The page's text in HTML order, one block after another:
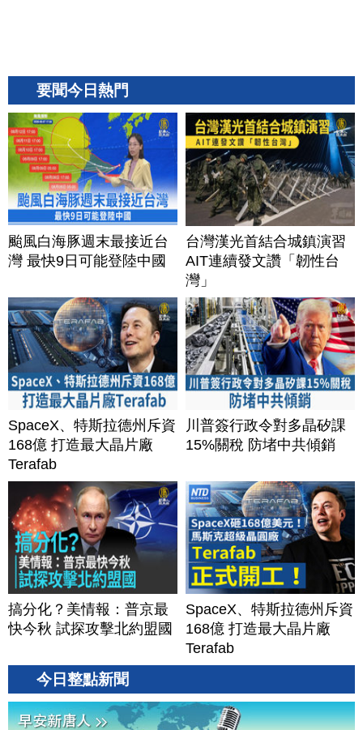
要聞今日熱門
颱風白海豚週末最接近台
灣 最快9日可能登陸中國
台灣漢光首結合城鎮演習
AIT連續發文讚「韌性台
灣」
SpaceX、特斯拉德州斥資
168億 打造最大晶片廠
Terafab
川普簽行政令對多晶矽課
15%關稅 防堵中共傾銷
搞分化？美情報：普京最
快今秋 試探攻擊北約盟國
SpaceX、特斯拉德州斥資
168億 打造最大晶片廠
Terafab
今日整點新聞